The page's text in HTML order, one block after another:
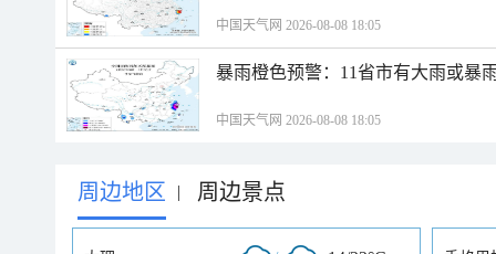
中国天气网 2026-08-08 18:05
暴雨橙色预警：11省市有大雨或暴
中国天气网 2026-08-08 18:05
周边地区 | 周边景点